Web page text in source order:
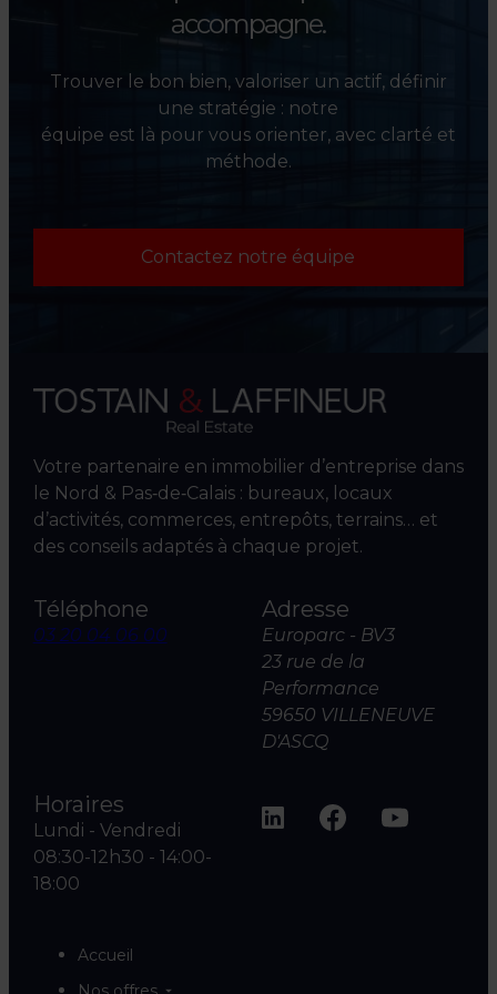
accompagne.
Trouver le bon bien, valoriser un actif, définir
une stratégie : notre
équipe est là pour vous orienter, avec clarté et
méthode.
Contactez notre équipe
Votre partenaire en immobilier d’entreprise dans
le Nord & Pas‑de‑Calais : bureaux, locaux
d’activités, commerces, entrepôts, terrains… et
des conseils adaptés à chaque projet.
Téléphone
03 20 04 06 00
Adresse
Europarc - BV3
23 rue de la
Performance
59650 VILLENEUVE
D'ASCQ
Horaires
Lundi - Vendredi
08:30-12h30 - 14:00-
18:00
Accueil